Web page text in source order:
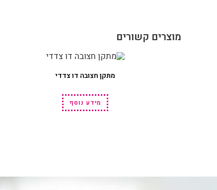
מוצרים קשורים
מתקן חצובה דו צדדי
מידע נוסף